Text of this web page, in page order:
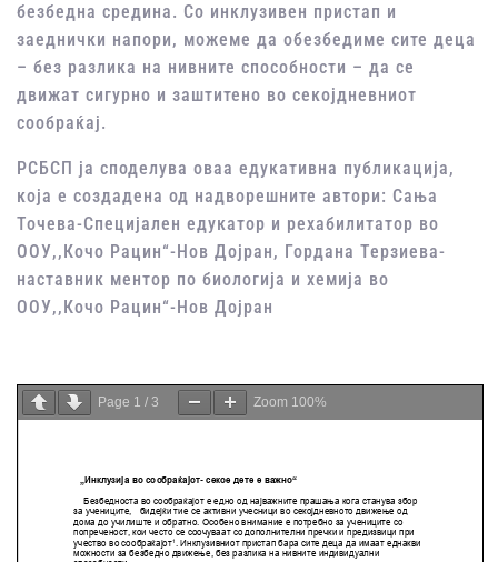
безбедна средина. Со инклузивен пристап и
заеднички напори, можеме да обезбедиме сите деца
– без разлика на нивните способности – да се
движат сигурно и заштитено во секојдневниот
сообраќај.
РСБСП ја споделува оваа едукативна публикација,
која е создадена од надворешните автори: Сања
Точева-Специјален едукатор и рехабилитатор во
ООУ,,Кочо Рацин“-Нов Дојран, Гордана Терзиева-
наставник ментор по биологија и хемија во
ООУ,,Кочо Рацин“-Нов Дојран
Page 1 / 3 Zoom 100%